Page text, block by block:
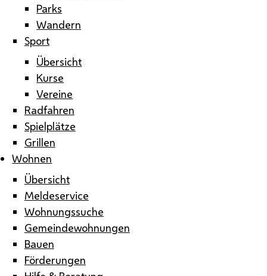
Parks
Wandern
Sport
Übersicht
Kurse
Vereine
Radfahren
Spielplätze
Grillen
Wohnen
Übersicht
Meldeservice
Wohnungssuche
Gemeindewohnungen
Bauen
Förderungen